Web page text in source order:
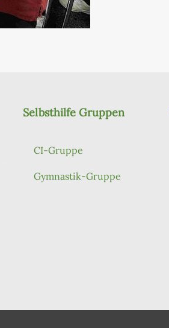
Selbsthilfe Gruppen
CI-Gruppe
Gymnastik-Gruppe